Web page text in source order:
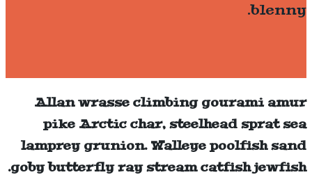
blenny.
Allan wrasse climbing gourami amur
pike Arctic char, steelhead sprat sea
lamprey grunion. Walleye poolfish sand
goby butterfly ray stream catfish jewfish.